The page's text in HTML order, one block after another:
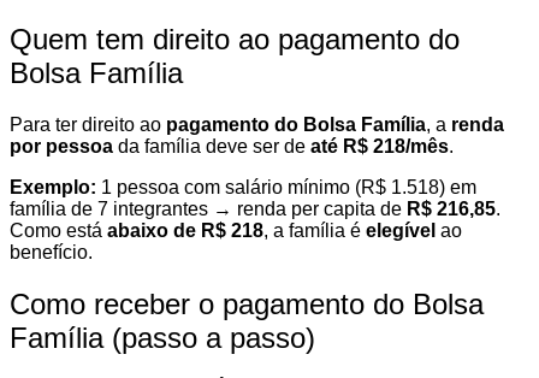
Quem tem direito ao pagamento do
Bolsa Família
Para ter direito ao pagamento do Bolsa Família, a renda
por pessoa da família deve ser de até R$ 218/mês.
Exemplo: 1 pessoa com salário mínimo (R$ 1.518) em
família de 7 integrantes → renda per capita de R$ 216,85.
Como está abaixo de R$ 218, a família é elegível ao
benefício.
Como receber o pagamento do Bolsa
Família (passo a passo)